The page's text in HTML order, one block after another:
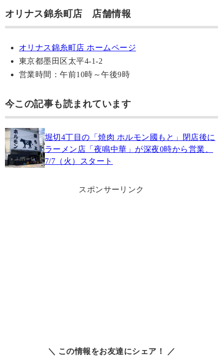
オリナス錦糸町店 店舗情報
オリナス錦糸町店 ホームページ
東京都墨田区太平4-1-2
営業時間：午前10時～午後9時
今この記事も読まれています
堀切4丁目の「焼肉 ホルモン國もと」閉店後に
ラーメン店「夜鳴中華」が深夜0時から営業、
7/7（火）スタート
スポンサーリンク
＼ この情報をお友達にシェア！ ／